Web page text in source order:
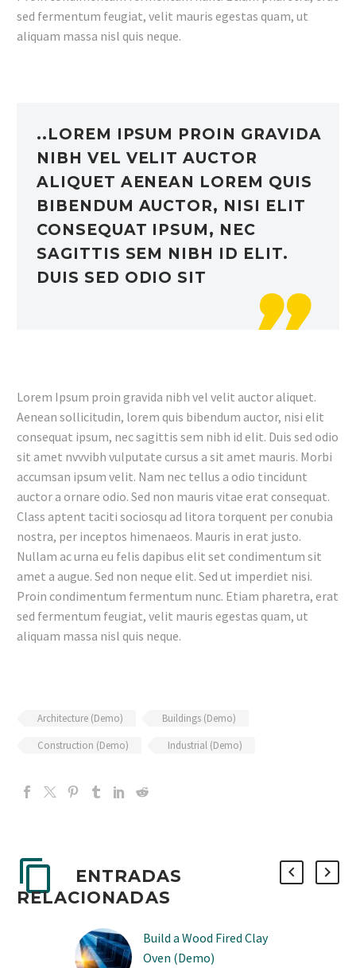
sed fermentum feugiat, velit mauris egestas quam, ut
aliquam massa nisl quis neque.
..LOREM IPSUM PROIN GRAVIDA
NIBH VEL VELIT AUCTOR
ALIQUET AENEAN LOREM QUIS
BIBENDUM AUCTOR, NISI ELIT
CONSEQUAT IPSUM, NEC
SAGITTIS SEM NIBH ID ELIT.
DUIS SED ODIO SIT

Lorem Ipsum proin gravida nibh vel velit auctor aliquet.
Aenean sollicitudin, lorem quis bibendum auctor, nisi elit
consequat ipsum, nec sagittis sem nibh id elit. Duis sed odio
sit amet nvvvibh vulputate cursus a sit amet mauris. Morbi
accumsan ipsum velit. Nam nec tellus a odio tincidunt
auctor a ornare odio. Sed non mauris vitae erat consequat.
Class aptent taciti sociosqu ad litora torquent per conubia
nostra, per inceptos himenaeos. Mauris in erat justo.
Nullam ac urna eu felis dapibus elit set condimentum sit
amet a augue. Sed non neque elit. Sed ut imperdiet nisi.
Proin condimentum fermentum nunc. Etiam pharetra, erat
sed fermentum feugiat, velit mauris egestas quam, ut
aliquam massa nisl quis neque.
Architecture (Demo)
Buildings (Demo)
Construction (Demo)
Industrial (Demo)
ENTRADAS
RELACIONADAS
Build a Wood Fired Clay
Oven (Demo)